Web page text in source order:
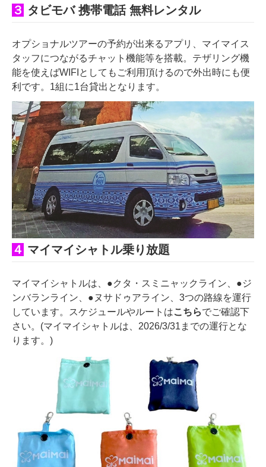
３ タ ビモバ 携帯電話 無料レンタル
オプショナルツアーの予約が出来るアプリ、マイマイス
タッフにつながるチャット機能等を搭載。テザリング機
能を使えばWIFIとしてもご利用頂けるので外出時にも便
利です。1組に1台貸出となります。
４ マイマイシャトル乗り放題
マイマイシャトルは、●クタ・スミニャックライン、●ジ
ンバランライン、●ヌサドゥアライン、3つの路線を運行
しています。スケジュールやルートはこちらでご確認下
さい。(マイマイシャトルは、2026/3/31までの運行とな
ります。)